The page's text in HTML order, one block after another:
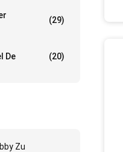
(29)
De
(20)
Zu